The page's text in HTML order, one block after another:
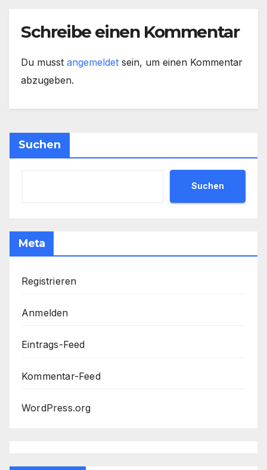
Schreibe einen Kommentar
Du musst angemeldet sein, um einen Kommentar
abzugeben.
Suchen
Suchen
Meta
Registrieren
Anmelden
Eintrags-Feed
Kommentar-Feed
WordPress.org